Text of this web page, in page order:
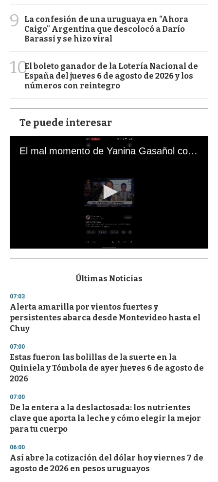
9
La confesión de una uruguaya en "Ahora
Caigo" Argentina que descolocó a Darío
Barassi y se hizo viral
10El boleto ganador de la Lotería Nacional de
España del jueves 6 de agosto de 2026 y los
números con reintegro
Te puede interesar
El mal momento de Yanina Gasañol con un hincha argentino en "Subrayado"
s
d
s
o
f
3
s
e
c
o
n
Últimas Noticias
07:03
Alerta amarilla por vientos fuertes y
persistentes abarca desde Montevideo hasta el
Chuy
07:00
Estas fueron las bolillas de la suerte en la
Quiniela y Tómbola de ayer jueves 6 de agosto de
2026
07:00
De la entera a la deslactosada: los nutrientes
clave que aporta la leche y cómo elegir la mejor
para tu cuerpo
06:00
Así abre la cotización del dólar hoy viernes 7 de
agosto de 2026 en pesos uruguayos